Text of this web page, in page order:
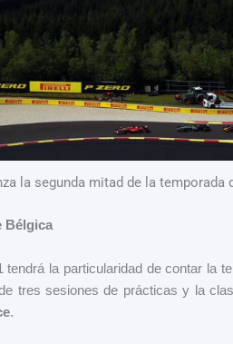
la segunda mitad de la temporada
Bélgica
tendrá la particularidad de contar la
tres sesiones de prácticas y la
.